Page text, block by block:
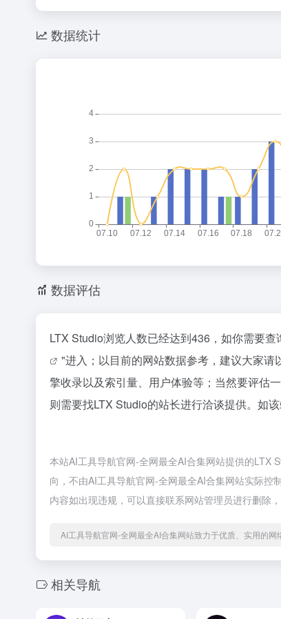
数据统计
数据评估
LTX Studio浏览人数已经达到436，如你需要
"进入；以目前的网站数据参考，建议大家
擎收录以及索引量、用户体验等；当然要评估
则需要找LTX Studio的站长进行洽谈提供。如
本站AI工具导航官网-全网最全AI合集网站提供的LTX
向，不由AI工具导航官网-全网最全AI合集网站实际
内容如出现违规，可以直接联系网站管理员进行删除
AI工具导航官网-全网最全AI合集网站致力于优质、实用的网
相关导航